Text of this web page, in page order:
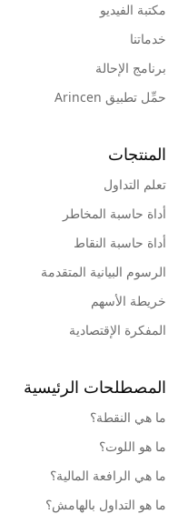
مكتبة الفيديو
خدماتنا
برنامج الإحالة
حمِّل تطبيق Arincen
المنتجات
تعلم التداول
أداة حاسبة المخاطر
أداة حاسبة النقاط
الرسوم البيانية المتقدمة
خريطة الأسهم
المفكرة الإقتصادية
المصطلحات الرئيسية
ما هي النقطة؟
ما هو اللوت؟
ما هي الرافعة المالية؟
ما هو التداول بالهامش؟